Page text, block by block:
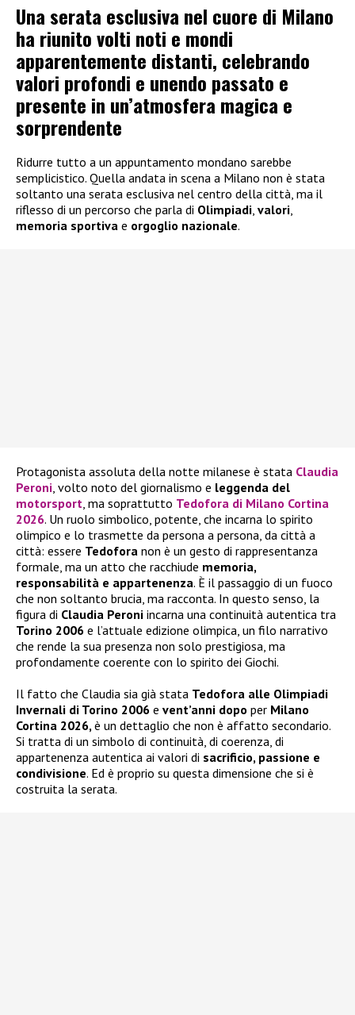
Una serata esclusiva nel cuore di Milano
ha riunito volti noti e mondi
apparentemente distanti, celebrando
valori profondi e unendo passato e
presente in un’atmosfera magica e
sorprendente
Ridurre tutto a un appuntamento mondano sarebbe
semplicistico. Quella andata in scena a Milano non è stata
soltanto una serata esclusiva nel centro della città, ma il
riflesso di un percorso che parla di Olimpiadi valori
memoria sportiva e orgoglio nazionale.
Protagonista assoluta della notte milanese è stata Claudia
Peroni , volto noto del giornalismo e leggenda del
motorsport , ma soprattutto Tedofora di Milano Cortina
2026. Un ruolo simbolico, potente, che incarna lo spirito
olimpico e lo trasmette da persona a persona, da città a
città: essere Tedofora non è un gesto di rappresentanza
formale, ma un atto che racchiude memoria,
responsabilità e appartenenza. È il passaggio di un fuoco
che non soltanto brucia, ma racconta. In questo senso, la
figura di Claudia Peroni incarna una continuità autentica tra
Torino 2006 e l’attuale edizione olimpica, un filo narrativo
che rende la sua presenza non solo prestigiosa, ma
profondamente coerente con lo spirito dei Giochi.
Il fatto che Claudia sia già stata Tedofora alle Olimpiadi
Invernali di Torino 2006 e vent’anni dopo per Milano
Cortina 2026, è un dettaglio che non è affatto secondario.
Si tratta di un simbolo di continuità, di coerenza, di
appartenenza autentica ai valori di sacrificio, passione e
condivisione. Ed è proprio su questa dimensione che si è
costruita la serata.